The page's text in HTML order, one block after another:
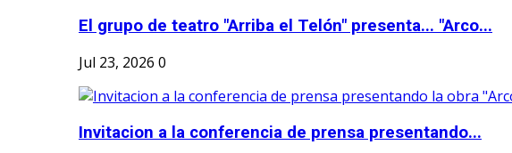
El grupo de teatro "Arriba el Telón" presenta... "Arco...
Jul 23, 2026 0
Invitacion a la conferencia de prensa presentando...